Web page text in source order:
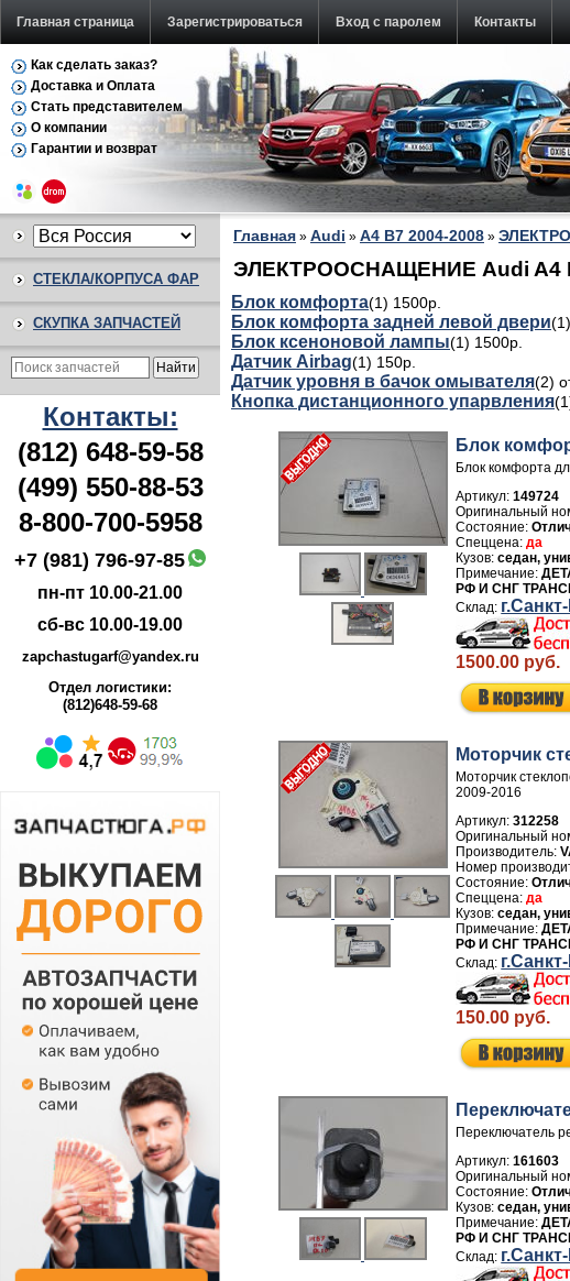
Главная страница Зарегистрироваться Вход с паролем Контакты
Как сделать заказ?
Доставка и Оплата
Стать представителем
О компании
Гарантии и возврат
СТЕКЛА/КОРПУСА ФАР
СКУПКА ЗАПЧАСТЕЙ
Контакты:
(812) 648-59-58
(499) 550-88-53
8-800-700-5958
+7 (981) 796-97-85
пн-пт 10.00-21.00
сб-вс 10.00-19.00
zapchastugarf@yandex.ru
Отдел логистики:
(812)648-59-68
Главная » Audi » A4 B7 2004-2008 »
ЭЛЕКТРООСНАЩЕНИЕ Audi A4
Блок комфорта(1) 1500р.
Блок комфорта задней левой двери
Блок ксеноновой лампы(1) 1500р.
Датчик Airbag(1) 150р.
Датчик уровня в бачок омывателя(2)
Кнопка дистанционного упарвления
Блок
Блок комфорта
Артикул:149724
да
седан,
РФ И СНГ
1500.00 руб.
Моторчик
Моторчик
2009-2016
Артикул:312258
Производитель:
Номер
да
седан,
РФ И СНГ
150.00 руб.
Переключатель
Артикул:161603
седан,
РФ И СНГ